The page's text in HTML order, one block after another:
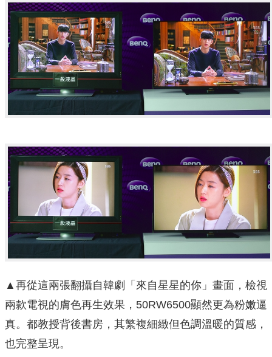
▲再從這兩張翻攝自韓劇「來自星星的你」畫面，檢視
兩款電視的膚色再生效果，50RW6500顯然更為粉嫩逼
真。都教授背後書房，其繁複細緻但色調溫暖的質感，
也完整呈現。